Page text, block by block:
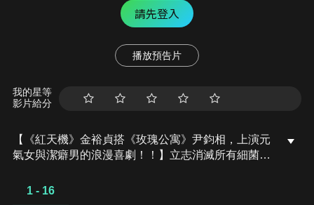
請先登入
播放預告片
我的星等
影片給分
【《紅天機》金裕貞搭《玫瑰公寓》尹鈞相，上演元
氣女與潔癖男的浪漫喜劇！！】立志消滅所有細菌，
法忍受灰塵，經營清潔公司的潔癖執行長張善傑。遇
1 - 16